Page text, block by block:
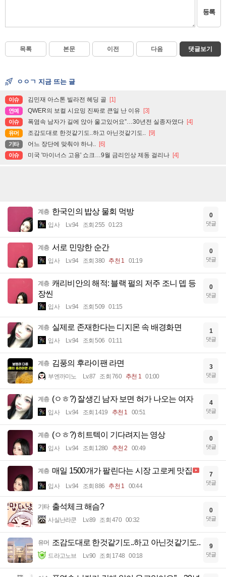
등록
목록 본문 이전 다음 댓글보기
ㅇㅇㄱ 지금 뜨는 글
이슈 김민재 아스톤 빌라전 헤딩 골 [1]
연예 QWER의 보컬 시요밍 진짜로 큰일 난 이유 [3]
이슈 폭염속 남자가 길에 앉아 울고있어요”…30년전 실종자였다 [4]
유머 조감도대로 한것같기도..하고 아닌것같기도.. [9]
기타 어느 장단에 맞춰야 하냐.. [6]
이슈 미국 '마이너스 고용' 쇼크…9월 금리인상 제동 걸리나 [4]
계층 한국인의 밥상 물회 먹방
입사 Lv.94 조회 255 01:23
0
댓글
계층 서로 민망한 순간
입사 Lv.94 조회 380 추천 1 01:19
0
댓글
계층 캐리비안의 해적: 블랙 펄의 저주 조니 뎁 등
장씬
입사 Lv.94 조회 509 01:15
0
댓글
계층 실제로 존재한다는 디지몬 속 배경화면
입사 Lv.94 조회 506 01:11
1
댓글
계층 김풍의 후라이팬 라면
부엔까미노 Lv.87 조회 760 추천 1 01:00
3
댓글
계층 (ㅇㅎ?) 잘생긴 남자 보면 혀가 나오는 여자
입사 Lv.94 조회 1419 추천 1 00:51
4
댓글
계층 (ㅇㅎ?) 히트텍이 기다려지는 영상
입사 Lv.94 조회 1280 추천 2 00:49
0
댓글
계층 매일 1500개가 팔린다는 시장 고로케 맛집
입사 Lv.94 조회 886 추천 1 00:44
7
댓글
기타 출석체크 해슴?
사실난라쿤 Lv.89 조회 470 00:32
0
댓글
유머 조감도대로 한것같기도..하고 아닌것같기도..
드라고노브 Lv.90 조회 1748 00:18
9
댓글